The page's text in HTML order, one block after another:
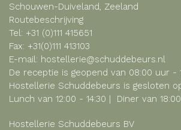
Schouwen-Duiveland, Zeeland
Routebeschrijving
Tel: +31 (0)111 415651
Fax: +31(0)111 413103
E-mail: hostellerie@schuddebeurs.nl
De receptie is geopend van 08:00 uur -
Hostellerie Schuddebeurs is gesloten
Lunch van 12:00 - 14:30 | Diner van
Hostellerie Schuddebeurs BV